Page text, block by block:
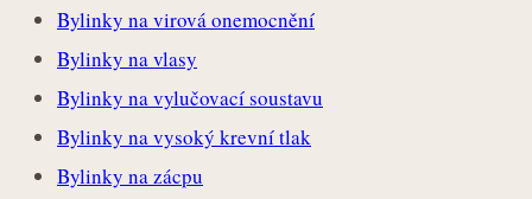
Bylinky na virová onemocnění
Bylinky na vlasy
Bylinky na vylučovací soustavu
Bylinky na vysoký krevní tlak
Bylinky na zácpu